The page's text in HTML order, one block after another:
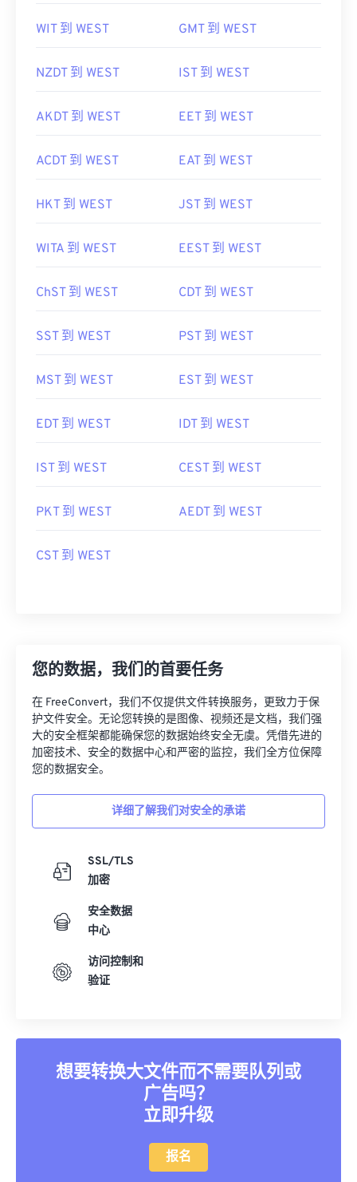
WIT 到 WEST GMT 到 WEST
NZDT 到 WEST IST 到 WEST
AKDT 到 WEST EET 到 WEST
ACDT 到 WEST EAT 到 WEST
HKT 到 WEST JST 到 WEST
WITA 到 WEST EEST 到 WEST
ChST 到 WEST CDT 到 WEST
SST 到 WEST PST 到 WEST
MST 到 WEST EST 到 WEST
EDT 到 WEST IDT 到 WEST
IST 到 WEST CEST 到 WEST
PKT 到 WEST AEDT 到 WEST
CST 到 WEST
您的数据，我们的首要任务
在 FreeConvert，我们不仅提供文件转换服务，更致力于保
护文件安全。无论您转换的是图像、视频还是文档，我们强
大的安全框架都能确保您的数据始终安全无虞。凭借先进的
加密技术、安全的数据中心和严密的监控，我们全方位保障
您的数据安全。
详细了解我们对安全的承诺
SSL/TLS
加密
安全数据
中心
访问控制和
验证
想要转换大文件而不需要队列或
广告吗？
立即升级
报名